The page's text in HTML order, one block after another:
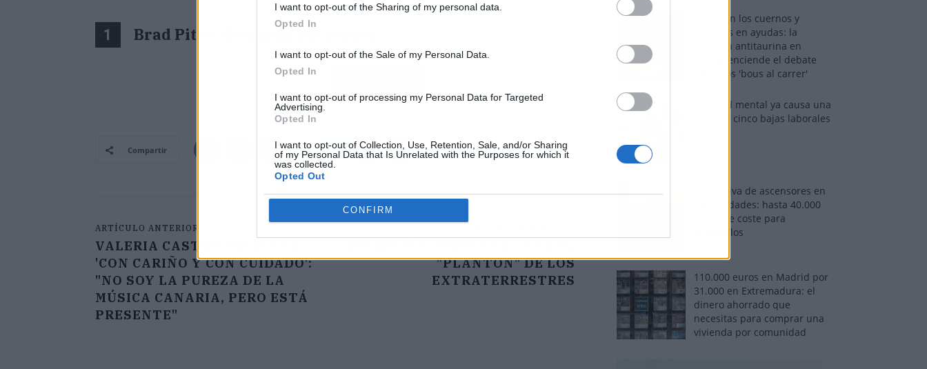
I want to opt-out of the Sharing of my personal data.
Opted In
I want to opt-out of the Sale of my Personal Data.
Opted In
I want to opt-out of processing my Personal Data for Targeted
Advertising.
Opted In
I want to opt-out of Collection, Use, Retention, Sale, and/or Sharing
of my Personal Data that Is Unrelated with the Purposes for which it
was collected.
Opted Out
CONFIRM
1 Brad Pitt y Hermann Rorschach
Atrás
Compartir
ARTÍCULO ANTERIOR
VALERIA CASTRO PRESENTA
'CON CARIÑO Y CON CUIDADO':
"NO SOY LA PUREZA DE LA
MÚSICA CANARIA, PERO ESTÁ
PRESENTE"
"PLANTÓN" DE LOS
EXTRATERRESTRES
Fuego en los cuernos y
millones en ayudas: la
rebelión antitaurina en
Alfafar enciende el debate
sobre los 'bous al carrer'
La salud mental ya causa una
de cada cinco bajas laborales
Normativa de ascensores en
comunidades: hasta 40.000
euros de coste para
adaptarlos
110.000 euros en Madrid por
31.000 en Extremadura: el
dinero ahorrado que
necesitas para comprar una
vivienda por comunidad